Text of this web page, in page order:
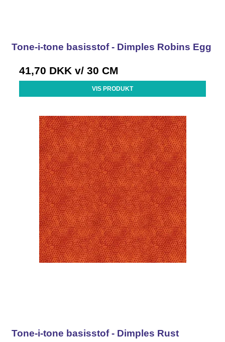
Tone-i-tone basisstof - Dimples Robins Egg
41,70 DKK v/ 30 CM
VIS PRODUKT
Tone-i-tone basisstof - Dimples Rust